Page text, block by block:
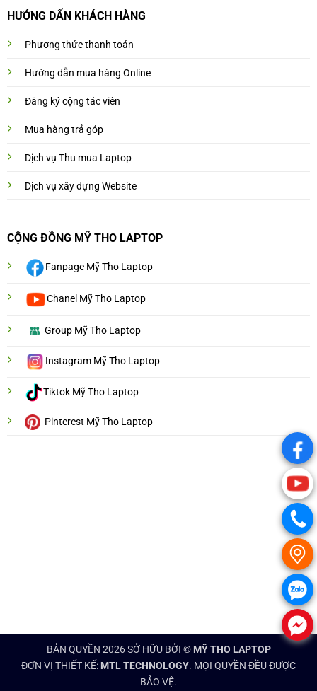
HƯỚNG DẨN KHÁCH HÀNG
Phương thức thanh toán
Hướng dẫn mua hàng Online
Đăng ký cộng tác viên
Mua hàng trả góp
Dịch vụ Thu mua Laptop
Dịch vụ xây dựng Website
CỘNG ĐỒNG MỸ THO LAPTOP
Fanpage Mỹ Tho Laptop
Chanel Mỹ Tho Laptop
Group Mỹ Tho Laptop
Instagram Mỹ Tho Laptop
Tiktok Mỹ Tho Laptop
Pinterest Mỹ Tho Laptop
BẢN QUYỀN 2026 SỞ HỮU BỞI © MỸ THO LAPTOP
ĐƠN VỊ THIẾT KẾ: MTL TECHNOLOGY. MỌI QUYỀN ĐỀU ĐƯỢC
BẢO VỆ.
.
.
.
.
.
.